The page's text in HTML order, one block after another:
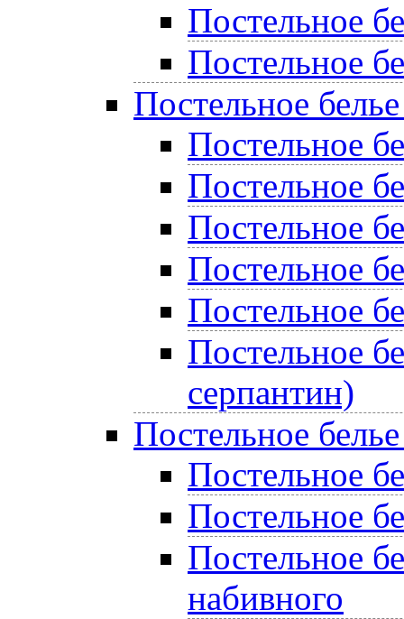
Постельное
Постельное
Постельное
Постельное
Постельное
Постельное
Постельное
Постельное
Постельное
серпантин)
Постельное
Постельное
Постельное
Постельное
набивного